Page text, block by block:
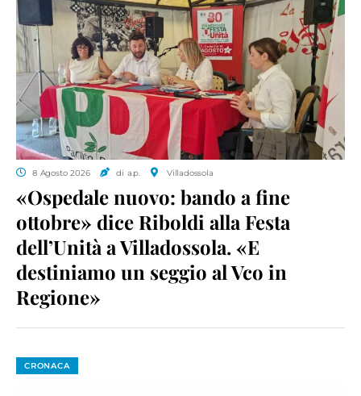
8 Agosto 2026 di a.p. Villadossola
«Ospedale nuovo: bando a fine
ottobre» dice Riboldi alla Festa
dell’Unità a Villadossola. «E
destiniamo un seggio al Vco in
Regione»
CRONACA